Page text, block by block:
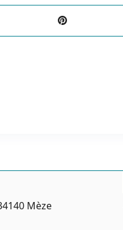
Mèze